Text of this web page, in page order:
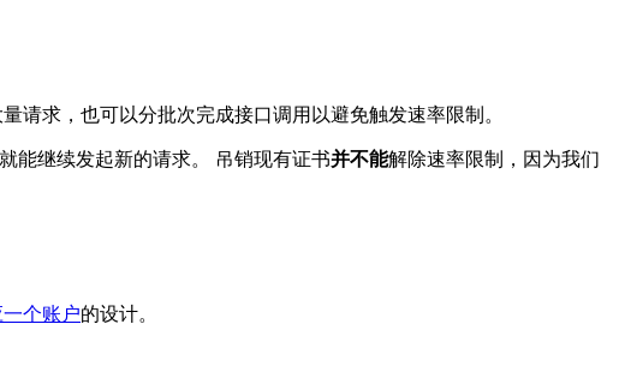
请求，也可以分批次完成接口调用以避免触发速率限制。
能继续发起新的请求。 吊销现有证书并不能解除速率限制，因为我们
个账户的设计。